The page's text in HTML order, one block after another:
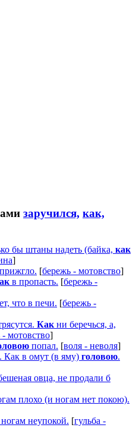
заручился, как,
бы штаны надеть (байка, как
]
[бережь - мотовство]
в пропасть. [бережь -
что в печи. [бережь -
Как ни беречься, а,
мотовство]
попал. [воля - неволя]
Как в омут (в яму) головою.
овца, не продали б
плохо (и ногам нет покою).
неупокой. [гульба -